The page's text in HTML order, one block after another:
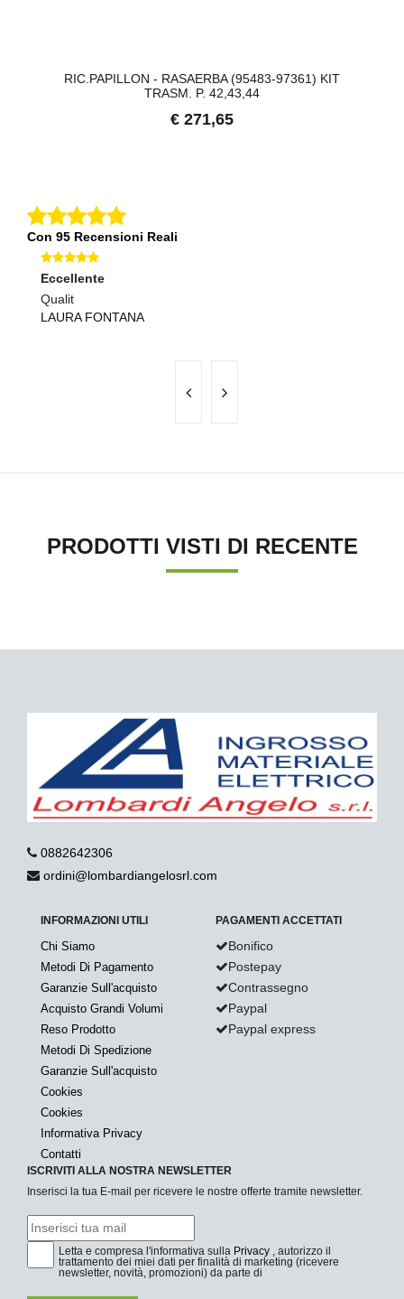
RIC.PAPILLON - RASAERBA (95483-97361) KIT
TRASM. P. 42,43,44
€ 271,65
Con 95 Recensioni Reali
Eccellente
Qualit
LAURA FONTANA
PRODOTTI VISTI DI RECENTE
0882642306
ordini@lombardiangelosrl.com
INFORMAZIONI UTILI
Chi Siamo
Metodi Di Pagamento
Garanzie Sull'acquisto
Acquisto Grandi Volumi
Reso Prodotto
Metodi Di Spedizione
Garanzie Sull'acquisto
Cookies
Cookies
Informativa Privacy
Contatti
PAGAMENTI ACCETTATI
Bonifico
Postepay
Contrassegno
Paypal
Paypal express
ISCRIVITI ALLA NOSTRA NEWSLETTER
Inserisci la tua E-mail per ricevere le nostre offerte tramite newsletter.
Letta e compresa l'informativa sulla Privacy , autorizzo il
trattamento dei miei dati per finalità di marketing (ricevere
newsletter, novità, promozioni) da parte di